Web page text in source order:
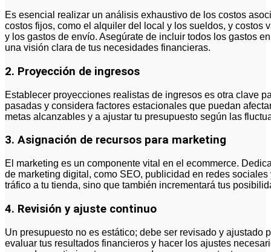
Es esencial realizar un análisis exhaustivo de los costos
costos fijos, como el alquiler del local y los sueldos, y costos
y los gastos de envío. Asegúrate de incluir todos los gastos
una visión clara de tus necesidades financieras.
2. Proyección de ingresos
Establecer proyecciones realistas de ingresos es otra clave
pasadas y considera factores estacionales que puedan
metas alcanzables y a ajustar tu presupuesto según las
3. Asignación de recursos para marketing
El marketing es un componente vital en el ecommerce.
de marketing digital, como SEO, publicidad en redes
tráfico a tu tienda, sino que también incrementará tus
4. Revisión y ajuste continuo
Un presupuesto no es estático; debe ser revisado y ajustado
evaluar tus resultados financieros y hacer los ajustes